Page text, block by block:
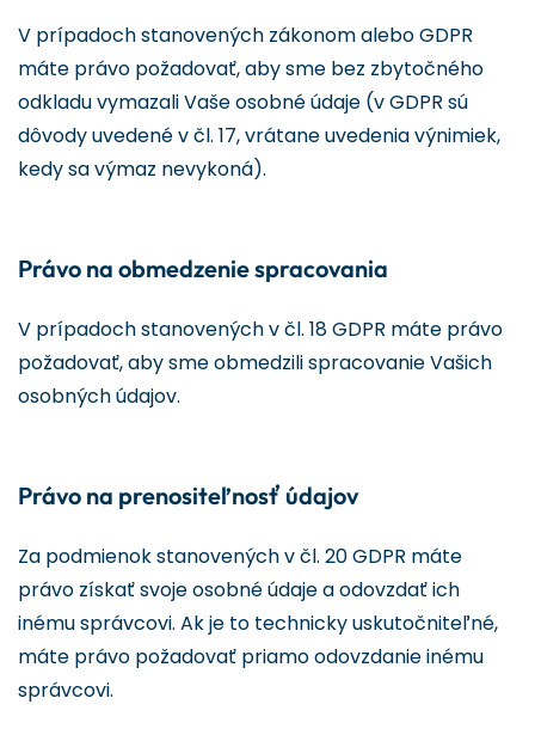
V prípadoch stanovených zákonom alebo GDPR
máte právo požadovať, aby sme bez zbytočného
odkladu vymazali Vaše osobné údaje (v GDPR sú
dôvody uvedené v čl. 17, vrátane uvedenia výnimiek,
kedy sa výmaz nevykoná).
Právo na obmedzenie spracovania
V prípadoch stanovených v čl. 18 GDPR máte právo
požadovať, aby sme obmedzili spracovanie Vašich
osobných údajov.
Právo na prenositeľnosť údajov
Za podmienok stanovených v čl. 20 GDPR máte
právo získať svoje osobné údaje a odovzdať ich
inému správcovi. Ak je to technicky uskutočniteľné,
máte právo požadovať priamo odovzdanie inému
správcovi.